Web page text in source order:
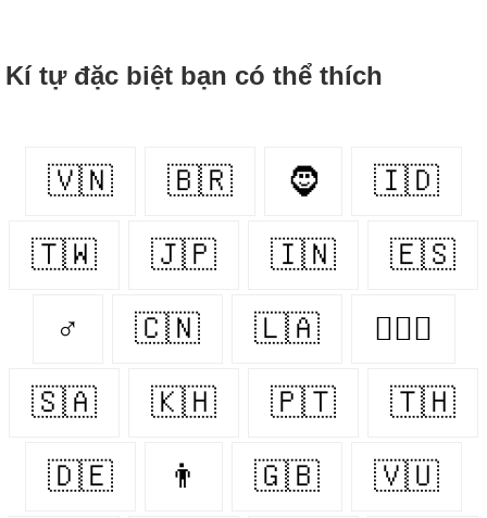
Kí tự đặc biệt bạn có thể thích
🇻🇳 🇧🇷 🧔 🇮🇩
🇹🇼 🇯🇵 🇮🇳 🇪🇸
♂ 🇨🇳 🇱🇦 👩‍❤️‍👨
🇸🇦 🇰🇭 🇵🇹 🇹🇭
🇩🇪 👨 🇬🇧 🇻🇺